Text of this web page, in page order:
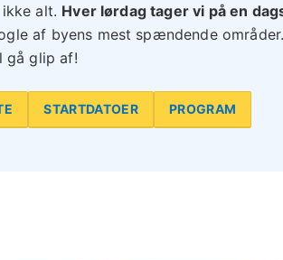
alt. Hver lørdag tager vi på en
af byens mest spændende
gå glip af!
STARTDATOER PROGRAM